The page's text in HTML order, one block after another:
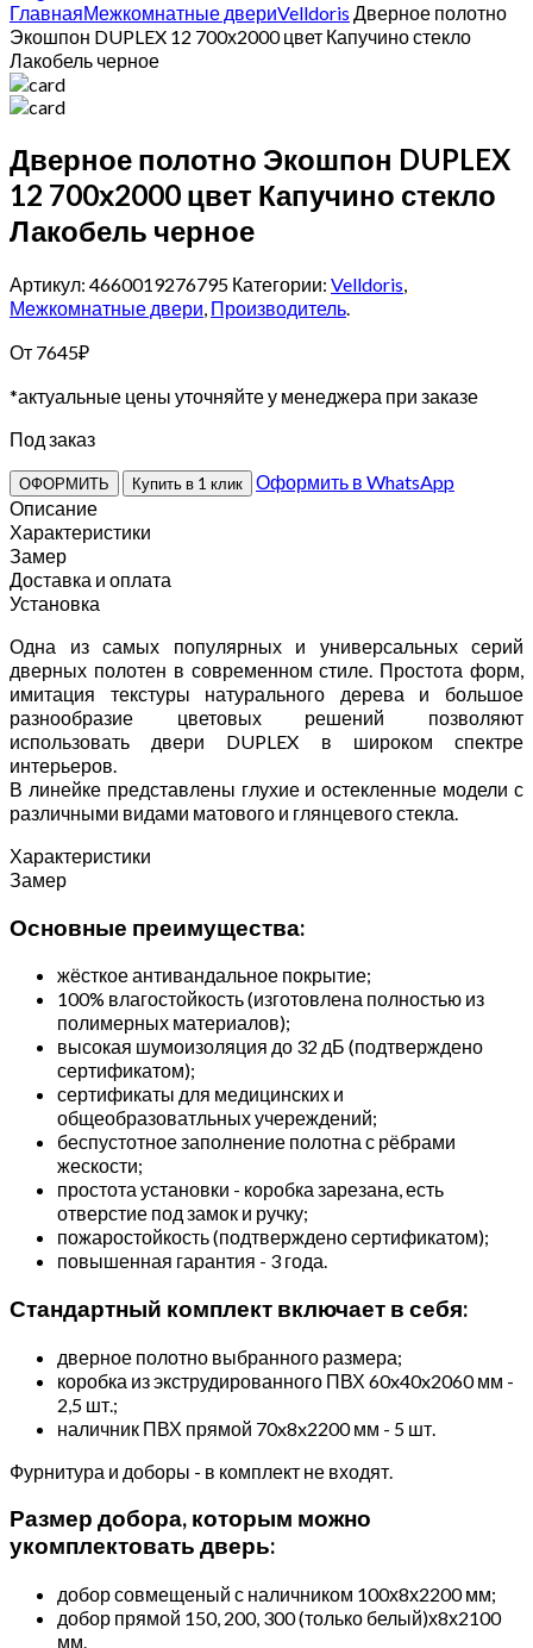
ГлавнаяМежкомнатные двериVelldoris Дверное полотно
Экошпон DUPLEX 12 700х2000 цвет Капучино стекло
Лакобель черное
Дверное полотно Экошпон DUPLEX
12 700х2000 цвет Капучино стекло
Лакобель черное
Артикул: 4660019276795 Категории: Velldoris,
Межкомнатные двери, Производитель.
От 7645₽
*актуальные цены уточняйте у менеджера при заказе
Под заказ
ОФОРМИТЬ Купить в 1 клик
Оформить в WhatsApp
Описание
Характеристики
Замер
Доставка и оплата
Установка
Одна из самых популярных и универсальных серий
дверных полотен в современном стиле. Простота форм,
имитация текстуры натурального дерева и большое
разнообразие цветовых решений позволяют
использовать двери DUPLEX в широком спектре
интерьеров.
В линейке представлены глухие и остекленные модели с
различными видами матового и глянцевого стекла.
Характеристики
Замер
Основные преимущества:
жёсткое антивандальное покрытие;
100% влагостойкость (изготовлена полностью из
полимерных материалов);
высокая шумоизоляция до 32 дБ (подтверждено
сертификатом);
сертификаты для медицинских и
общеобразоватльных учереждений;
беспустотное заполнение полотна с рёбрами
жескости;
простота установки - коробка зарезана, есть
отверстие под замок и ручку;
пожаростойкость (подтверждено сертификатом);
повышенная гарантия - 3 года.
Стандартный комплект включает в себя:
дверное полотно выбранного размера;
коробка из экструдированного ПВХ 60x40x2060 мм -
2,5 шт.;
наличник ПВХ прямой 70x8x2200 мм - 5 шт.
Фурнитура и доборы - в комплект не входят.
Размер добора, которым можно
укомплектовать дверь:
добор совмещеный с наличником 100х8х2200 мм;
добор прямой 150, 200, 300 (только белый)х8х2100
мм.